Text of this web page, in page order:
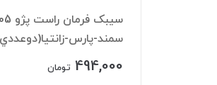
سمند-پارس-
494,000 تومان